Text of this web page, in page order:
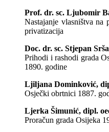
Prof. dr. sc. Ljubomir
Nastajanje vlasništva na
privatizacija
Doc. dr. sc. Stjepan
Prihodi i rashodi grada
1890. godine
Ljiljana Dominković,
Osječki obrtnici 1887.
Ljerka Šimunić, dipl.
Proračun grada Osijeka